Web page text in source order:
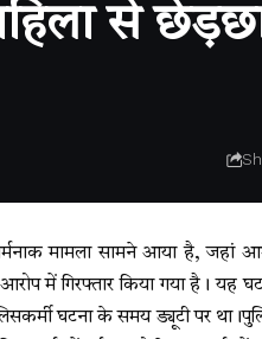
से
मामला सामने आया है, जहां
में गिरफ्तार किया गया है। यह
घटना के समय ड्यूटी पर